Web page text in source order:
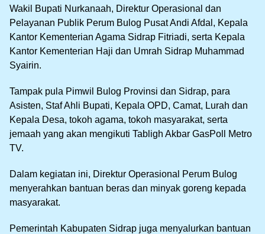
Wakil Bupati Nurkanaah, Direktur Operasional dan
Pelayanan Publik Perum Bulog Pusat Andi Afdal, Kepala
Kantor Kementerian Agama Sidrap Fitriadi, serta Kepala
Kantor Kementerian Haji dan Umrah Sidrap Muhammad
Syairin.
Tampak pula Pimwil Bulog Provinsi dan Sidrap, para
Asisten, Staf Ahli Bupati, Kepala OPD, Camat, Lurah dan
Kepala Desa, tokoh agama, tokoh masyarakat, serta
jemaah yang akan mengikuti Tabligh Akbar GasPoll Metro
TV.
Dalam kegiatan ini, Direktur Operasional Perum Bulog
menyerahkan bantuan beras dan minyak goreng kepada
masyarakat.
Pemerintah Kabupaten Sidrap juga menyalurkan bantuan